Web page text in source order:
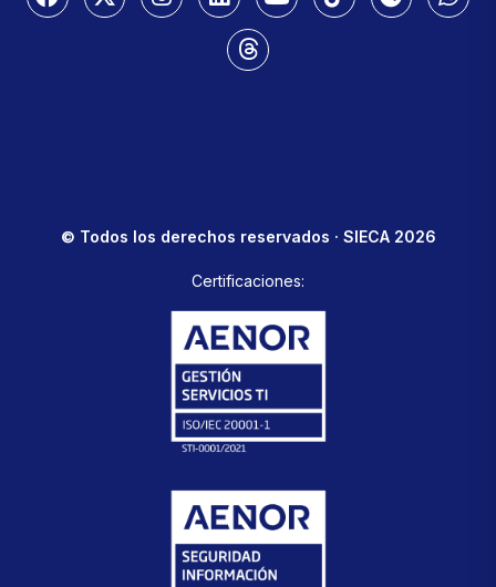
© Todos los derechos reservados · SIECA 2026
Certificaciones: